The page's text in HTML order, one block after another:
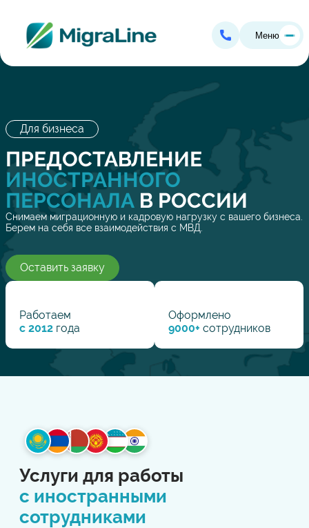
Меню
Для бизнеса
ПРЕДОСТАВЛЕНИЕ
Снимаем миграционную и кадровую нагрузку с вашего бизнеса.
Берем на себя все взаимодействия с МВД.
ИНОСТРАННОГО
ПЕРСОНАЛА В РОССИИ
Работаем
с 2012 года
Оформлено
9000+ сотрудников
Оставить заявку
Услуги для работы
с иностранными
сотрудниками